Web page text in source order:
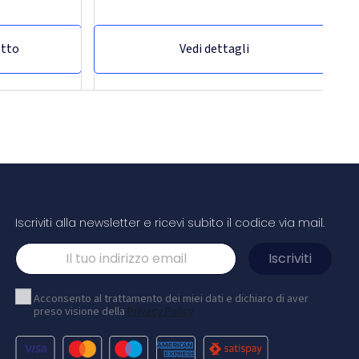
Vedi dettagli
vinga
termica è
può
imbottitura in
potrai
Borsa/zaino termica xxl swiss peak senza
Borsa/zaino termica deluxe in poliestere 1680D e
tasca centrale con cerniera. Doppio manico
rinforzato. Include cavatappi. Può contenere fino a
Iscriviti alla newsletter e ricevi subito il codice via mail.
Acconsento al trattamento dei miei dati e dichiaro di aver
preso visione della Privacy Policy